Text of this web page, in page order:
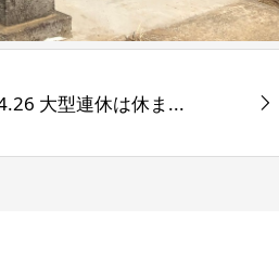
大型連休は休ま...